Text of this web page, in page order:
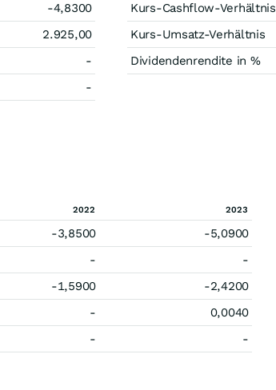
-4,8300
2.925,00
-
-
Kurs-Cashflow-Verhältnis
Kurs-Umsatz-Verhältnis
Dividendenrendite in %
2022 2023
-3,8500
-5,0900
-
-
-1,5900
-2,4200
-
0,0040
- -